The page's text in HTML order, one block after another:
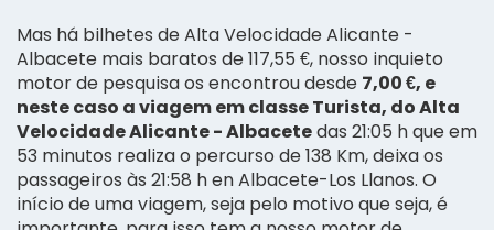
Mas há bilhetes de Alta Velocidade Alicante -
Albacete mais baratos de 117,55 €, nosso inquieto
motor de pesquisa os encontrou desde 7,00 €, e
neste caso a viagem em classe Turista, do Alta
Velocidade Alicante - Albacetedas 21:05 h que em
53 minutos realiza o percurso de 138 Km, deixa os
passageiros às 21:58 h en Albacete-Los Llanos. O
início de uma viagem, seja pelo motivo que seja, é